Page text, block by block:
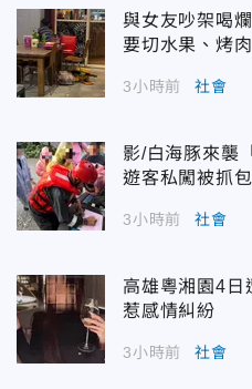
與女友吵架喝
要切水果、烤肉
3小時前 社會
影/白海豚來襲
遊客私闖被抓
3小時前 社會
高雄粵湘園4日
惹感情糾紛
3小時前 社會